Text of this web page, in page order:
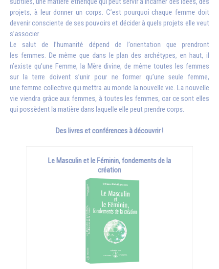
projets, à leur donner un corps. C’est pourquoi chaque femme doit
devenir consciente de ses pouvoirs et décider à quels projets elle veut
s’associer.
Le salut de l’humanité dépend de l’orientation que prendront
les femmes. De même que dans le plan des archétypes, en haut, il
n’existe qu’une Femme, la Mère divine, de même toutes les femmes
sur la terre doivent s’unir pour ne former qu’une seule femme,
une femme collective qui mettra au monde la nouvelle vie. La nouvelle
vie viendra grâce aux femmes, à toutes les femmes, car ce sont elles
qui possèdent la matière dans laquelle elle peut prendre corps.
Des livres et conférences à découvrir !
Le Masculin et le Féminin, fondements de la
création